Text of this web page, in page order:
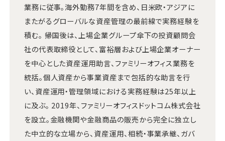
業務に従事。海外勤務7年間を含め、日米欧・アジアに
またがるグローバルな資産管理の最前線で実務経験を
積む。 帰国後は、上場企業グループ傘下の投資顧問会
社の代表取締役として、富裕層および上場企業オーナー
を中心とした資産運用助言、ファミリーオフィス業務を
統括。個人資産から事業資産まで包括的な助言を行
い、資産運用・管理領域における実務経験は25年以上
に及ぶ。 2019年、ファミリーオフィスドットコム株式会社
を設立。金融機関や金融商品の販売から完全に独立し
た中立的な立場から、資産運用、相続・事業承継、ガバ